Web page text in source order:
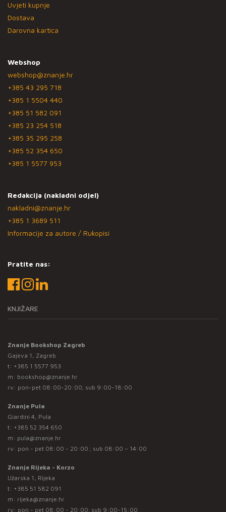
Uvjeti kupnje
Dostava
Darovna kartica
Webshop
webshop@znanje.hr
+385 43 295 718
+385 1 5504 440
+385 51 582 091
+385 23 254 518
+385 35 295 258
+385 52 354 650
+385 1 5577 953
Redakcija (nakladni odjel)
nakladni@znanje.hr
+385 1 3689 511
Informacije za autore / Rukopisi
Pratite nas:
KNJIŽARE
Znanje Bookshop Zagreb
Gajeva 1, Zagreb
t: +385 1 5577 953
m: bookshop@znanje.hr
rv: pon-pet 08:00-20:00; sub 9:00-18:00
Znanje Pula
Giardini 4, Pula
t: +385 52 354 650
m: pula@znanje.hr
rv: pon - pet 08:00 - 20:00 ; sub 08:00 – 14:00
Znanje Rijeka - Korzo
Užarska 1, Rijeka
t: +385 51 582 091
m: rijeka@znanje.hr
rv: pon - pet 08:00 - 20:00; sub 9:00-15:00